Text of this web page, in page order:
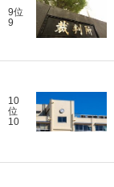
9位
9
10
位
10